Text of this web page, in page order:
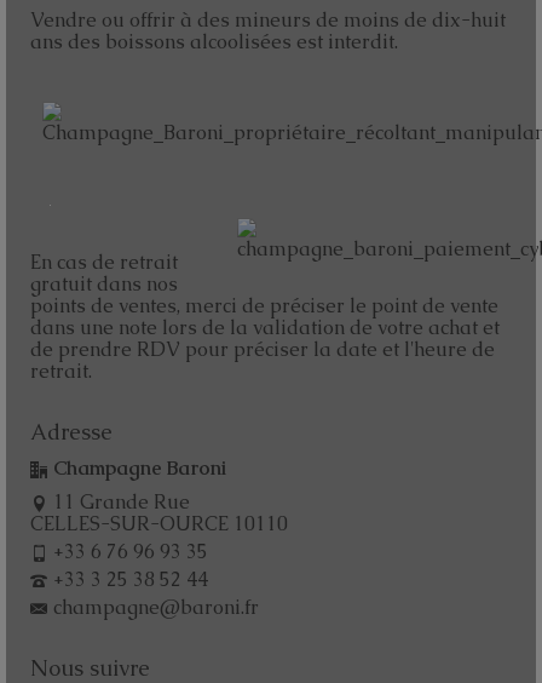
Vendre ou offrir à des mineurs de moins de dix-huit
ans des boissons alcoolisées est interdit.
En cas de retrait
gratuit dans nos
points de ventes, merci de préciser le point de vente
dans une note lors de la validation de votre achat et
de prendre RDV pour préciser la date et l'heure de
retrait.
Adresse
Champagne Baroni
11 Grande Rue
CELLES-SUR-OURCE 10110
+33 6 76 96 93 35
+33 3 25 38 52 44
champagne@baroni.fr
Nous suivre